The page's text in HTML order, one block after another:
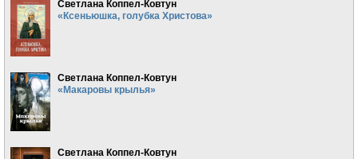
Светлана Коппел-Ковтун
«Ксеньюшка, голубка Христова»
Светлана Коппел-Ковтун
«Макаровы крылья»
Светлана Коппел-Ковтун